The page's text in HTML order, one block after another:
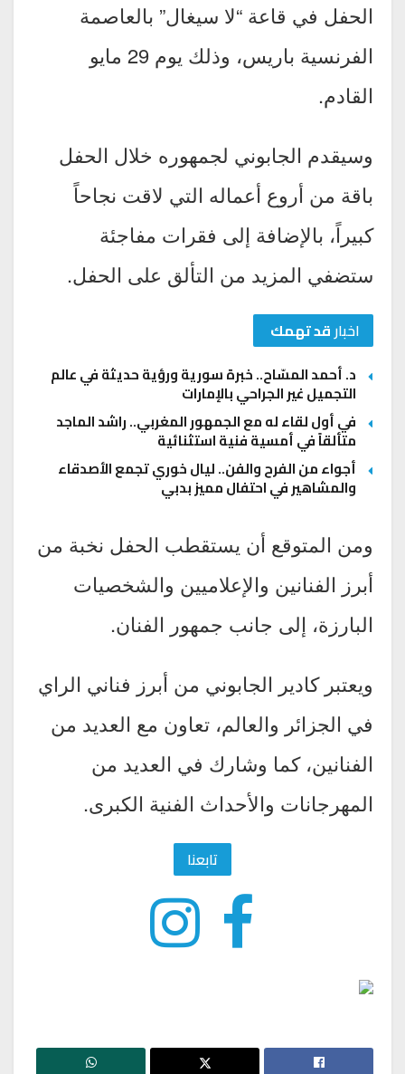
الحفل في قاعة “لا سيغال” بالعاصمة
الفرنسية باريس، وذلك يوم 29 مايو
القادم.
وسيقدم الجابوني لجمهوره خلال الحفل
باقة من أروع أعماله التي لاقت نجاحاً
كبيراً، بالإضافة إلى فقرات مفاجئة
ستضفي المزيد من التألق على الحفل.
اخبارقد تهمك
د. أحمد المسّاح.. خبرة سورية ورؤية حديثة في عالم
التجميل غير الجراحي بالإمارات
في أول لقاء له مع الجمهور المغربي.. راشد الماجد
متألقاً في أمسية فنية استثنائية
أجواء من الفرح والفن.. ليال خوري تجمع الأصدقاء
والمشاهير في احتفال مميز بدبي
ومن المتوقع أن يستقطب الحفل نخبة من
أبرز الفنانين والإعلاميين والشخصيات
البارزة، إلى جانب جمهور الفنان.
ويعتبر كادير الجابوني من أبرز فناني الراي
في الجزائر والعالم، تعاون مع العديد من
الفنانين، كما وشارك في العديد من
المهرجانات والأحداث الفنية الكبرى.
تابعنا